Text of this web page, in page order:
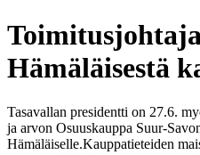
Hämäläisestä
Tasavallan presidentti on 27.6.
ja arvon Osuuskauppa Suur-
Hämäläiselle.Kauppatieteiden